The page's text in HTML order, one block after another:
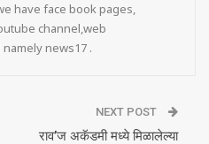
have face book pages,
channel,web
news17 .
NEXT POST
राव’ज अकॅडमी मध्ये मिळालेल्या